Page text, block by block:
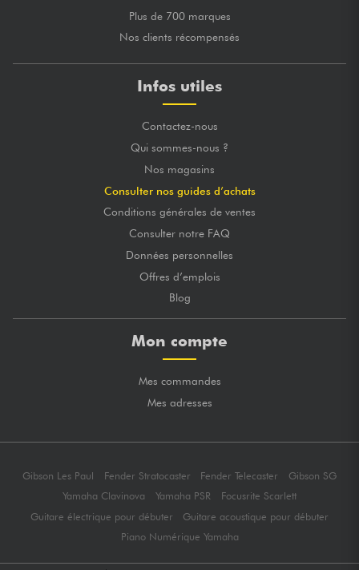
Plus de 700 marques
Nos clients récompensés
Infos utiles
Contactez-nous
Qui sommes-nous ?
Nos magasins
Consulter nos guides d’achats
Conditions générales de ventes
Consulter notre FAQ
Données personnelles
Offres d’emplois
Blog
Mon compte
Mes commandes
Mes adresses
Gibson Les Paul Fender Stratocaster Fender Telecaster
Gibson SG
Yamaha Clavinova
Yamaha PSR
Focusrite Scarlett
Guitare électrique pour débuter
Guitare acoustique pour débuter
Piano Numérique Yamaha